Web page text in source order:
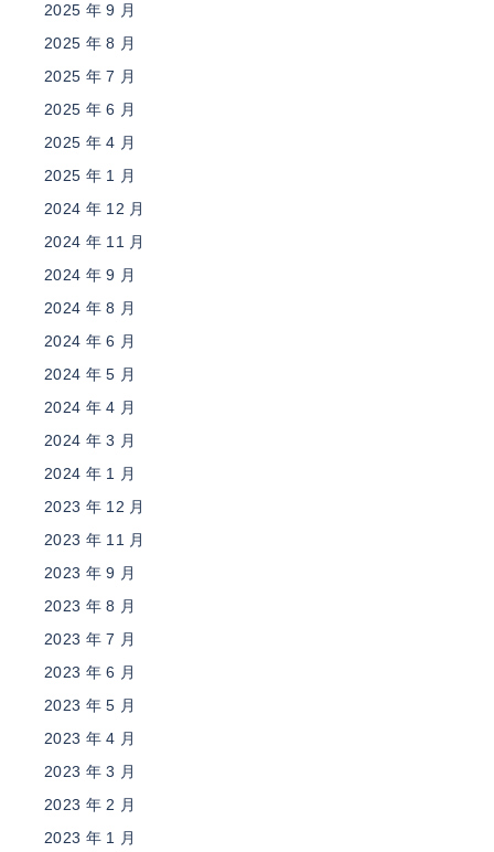
2025 年 9 月
2025 年 8 月
2025 年 7 月
2025 年 6 月
2025 年 4 月
2025 年 1 月
2024 年 12 月
2024 年 11 月
2024 年 9 月
2024 年 8 月
2024 年 6 月
2024 年 5 月
2024 年 4 月
2024 年 3 月
2024 年 1 月
2023 年 12 月
2023 年 11 月
2023 年 9 月
2023 年 8 月
2023 年 7 月
2023 年 6 月
2023 年 5 月
2023 年 4 月
2023 年 3 月
2023 年 2 月
2023 年 1 月